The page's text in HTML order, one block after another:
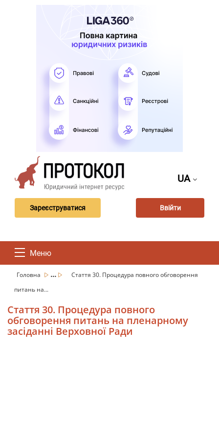
UA
Зареєструватися Ввійти
Меню
Головна ...
Стаття 30. Процедура повного обговорення
питань на...
Стаття 30. Процедура повного
обговорення питань на пленарному
засіданні Верховної Ради